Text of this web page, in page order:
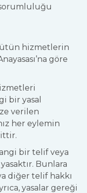
hizmetlerin
göre
bir yasal
verilen
her eylemin
bir telif veya
Bunlara
diğer telif hakkı
yasalar gereği